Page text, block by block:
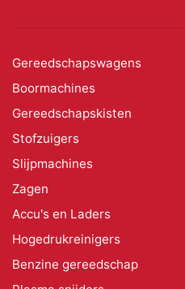
Gereedschapswagens
Boormachines
Gereedschapskisten
Stofzuigers
Slijpmachines
Zagen
Accu's en Laders
Hogedrukreinigers
Benzine gereedschap